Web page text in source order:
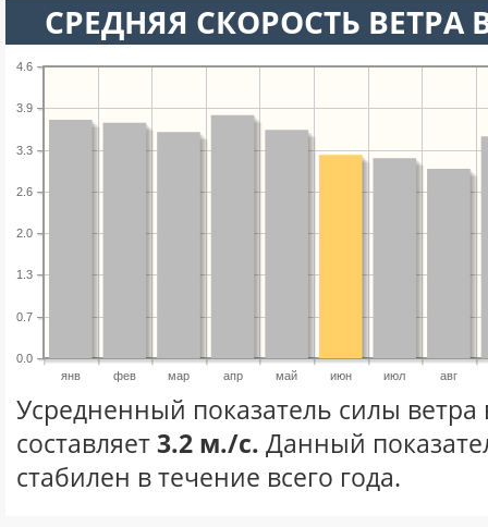
СРЕДНЯЯ СКОРОСТЬ
янв фев мар апр май июн июл авг
0.0
0.7
1.3
2.0
2.6
3.3
3.9
4.6
Усредненный показатель силы
составляет3.2 м./с. Данный
стабилен в течение всего года.